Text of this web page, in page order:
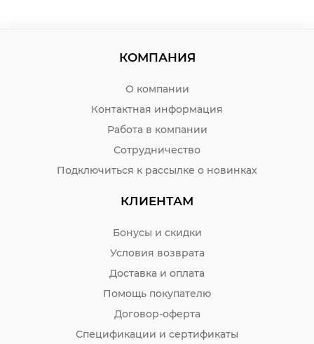
КОМПАНИЯ
О компании
Контактная информация
Работа в компании
Сотрудничество
Подключиться к рассылке о новинках
КЛИЕНТАМ
Бонусы и скидки
Условия возврата
Доставка и оплата
Помощь покупателю
Договор-оферта
Спецификации и сертификаты